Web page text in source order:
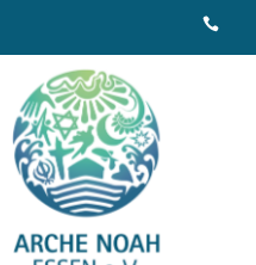
